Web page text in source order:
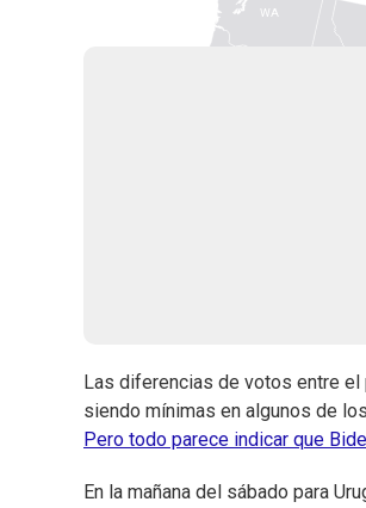
Las diferencias de votos entre
siendo mínimas en algunos de
Pero todo parece indicar que
En la mañana del sábado para